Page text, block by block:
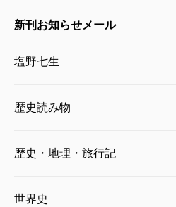
たから。「そんな非現実的な
い」って。
塩野そうそう。でも会ってみ
に語ったのは珍しいと思います
と思いますが――大英博物館が
んです。「イッソスの会戦」
る！」と思った。「書きたい
からこそ、「未完の大器」だ
新刊お知らせメール
塩野七生
歴史読み物
歴史・地理・旅行記
世界史